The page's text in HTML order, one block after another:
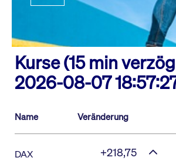
Kurse (15 min
2026-08-07
Name Veränderung
DAX +218,75